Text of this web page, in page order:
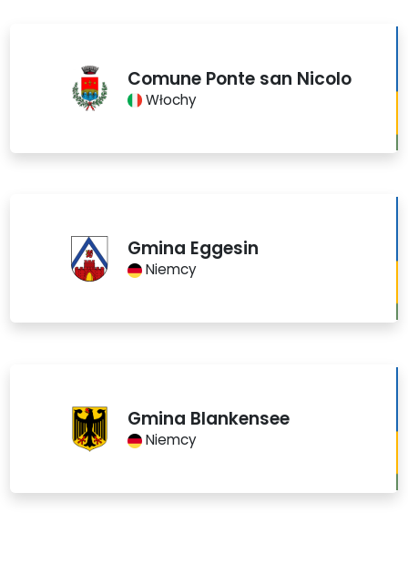
Comune Ponte san Nicolo
Włochy
Gmina Eggesin
Niemcy
Gmina Blankensee
Niemcy